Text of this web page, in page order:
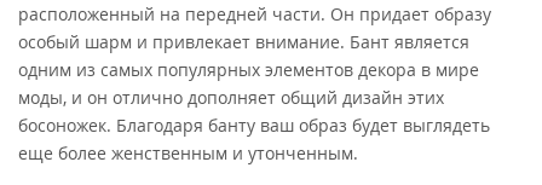
расположенный на передней части. Он придает образу
особый шарм и привлекает внимание. Бант является
одним из самых популярных элементов декора в мире
моды, и он отлично дополняет общий дизайн этих
босоножек. Благодаря банту ваш образ будет выглядеть
еще более женственным и утонченным.